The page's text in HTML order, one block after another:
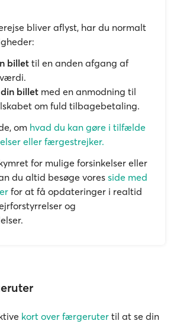
bliver aflyst, har du normalt
billet til en anden afgang af
billet med en anmodning til
om fuld tilbagebetaling.
om hvad du kan gøre i tilfælde
eller færgestrejker.
for mulige forsinkelser eller
du altid besøge vores side med
for at få opdateringer i realtid
og
kort over færgeruter til at se din